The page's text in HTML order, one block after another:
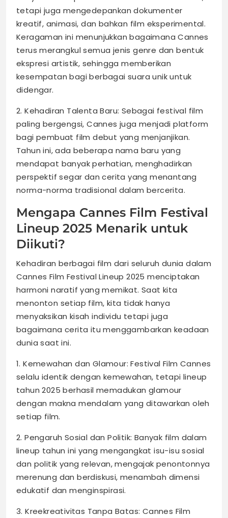
tetapi juga mengedepankan dokumenter
kreatif, animasi, dan bahkan film eksperimental.
Keragaman ini menunjukkan bagaimana Cannes
terus merangkul semua jenis genre dan bentuk
ekspresi artistik, sehingga memberikan
kesempatan bagi berbagai suara unik untuk
didengar.
2. Kehadiran Talenta Baru: Sebagai festival film
paling bergengsi, Cannes juga menjadi platform
bagi pembuat film debut yang menjanjikan.
Tahun ini, ada beberapa nama baru yang
mendapat banyak perhatian, menghadirkan
perspektif segar dan cerita yang menantang
norma-norma tradisional dalam bercerita.
Mengapa Cannes Film Festival
Lineup 2025 Menarik untuk
Diikuti?
Kehadiran berbagai film dari seluruh dunia dalam
Cannes Film Festival Lineup 2025 menciptakan
harmoni naratif yang memikat. Saat kita
menonton setiap film, kita tidak hanya
menyaksikan kisah individu tetapi juga
bagaimana cerita itu menggambarkan keadaan
dunia saat ini.
1. Kemewahan dan Glamour: Festival Film Cannes
selalu identik dengan kemewahan, tetapi lineup
tahun 2025 berhasil memadukan glamour
dengan makna mendalam yang ditawarkan oleh
setiap film.
2. Pengaruh Sosial dan Politik: Banyak film dalam
lineup tahun ini yang mengangkat isu-isu sosial
dan politik yang relevan, mengajak penontonnya
merenung dan berdiskusi, menambah dimensi
edukatif dan menginspirasi.
3. Kreekreativitas Tanpa Batas: Cannes Film